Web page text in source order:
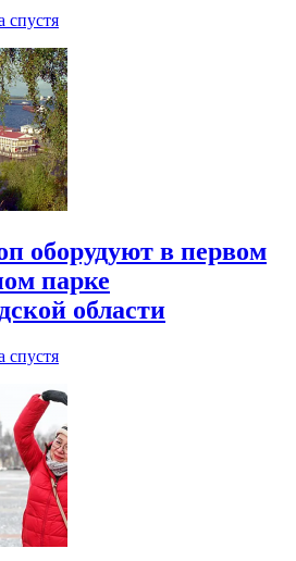
спустя
оборудуют в первом
парке
области
спустя